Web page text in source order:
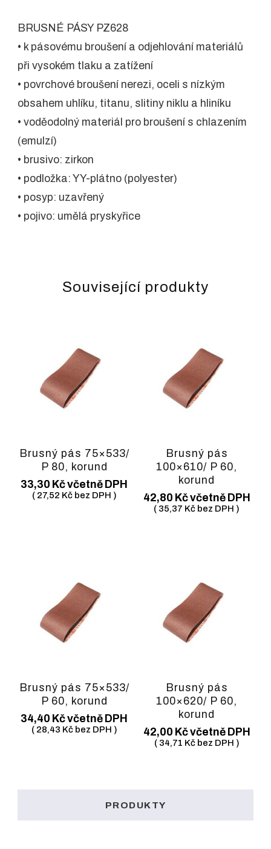
BRUSNÉ PÁSY PZ628
• k pásovému broušení a odjehlování materiálů
při vysokém tlaku a zatížení
• povrchové broušení nerezi, oceli s nízkým
obsahem uhlíku, titanu, slitiny niklu a hliníku
• voděodolný materiál pro broušení s chlazením
(emulzí)
• brusivo: zirkon
• podložka: YY-plátno (polyester)
• posyp: uzavřený
• pojivo: umělá pryskyřice
Související produkty
Brusný pás 75×533/
P 80, korund
33,30 Kčvčetně DPH
( 27,52 Kčbez DPH )
Brusný pás
100×610/ P 60,
korund
42,80 Kčvčetně DPH
( 35,37 Kč bez DPH )
Brusný pás 75×533/
P 60, korund
34,40 Kčvčetně DPH
( 28,43 Kčbez DPH )
Brusný pás
100×620/ P 60,
korund
42,00 Kčvčetně DPH
( 34,71 Kčbez DPH )
PRODUKTY